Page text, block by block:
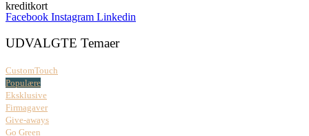
Facebook Instagram Linkedin
UDVALGTE Temaer
CustomTouch
Populære
Eksklusive
Firmagaver
Give-aways
Go Green